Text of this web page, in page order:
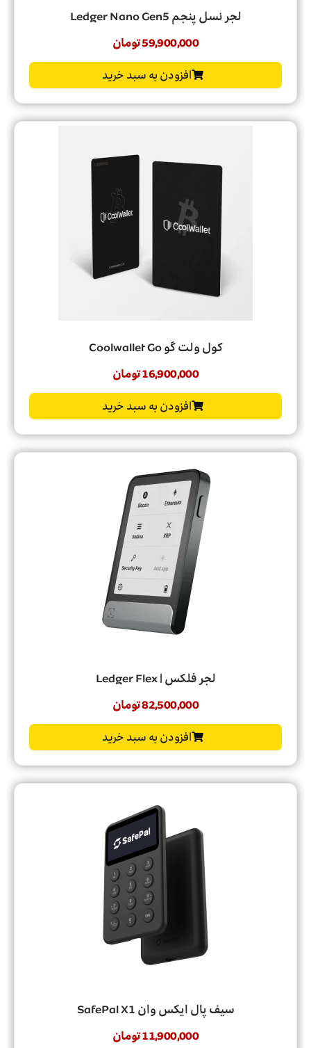
لجر نسل پنجم Ledger Nano Gen5
59,900,000تومان
افزودن به سبد خرید
کول ولت گو Coolwallet Go
16,900,000تومان
افزودن به سبد خرید
لجر فلکس | Ledger Flex
82,500,000تومان
افزودن به سبد خرید
سیف پال ایکس وان SafePal X1
11,900,000تومان